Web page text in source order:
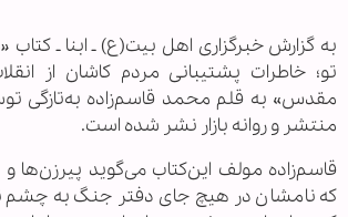
به گزارش خبرگزاری اهل بیت(ع) ـ ابنا ـ کتاب
تو؛ خاطرات پشتیبانی مردم کاشان از
مقدس» به قلم محمد قاسم‌زاده به‌تازگی
منتشر و روانه بازار نشر شده است.
قاسم‌زاده مولف این‌کتاب می‌گوید پیرزن‌ها
که نامشان در هیچ جای دفتر جنگ به چشم